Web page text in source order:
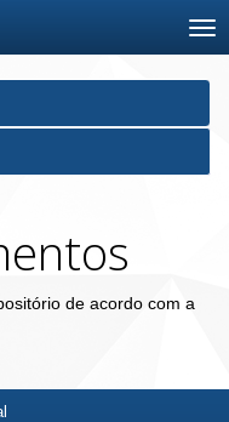
de acordo com a